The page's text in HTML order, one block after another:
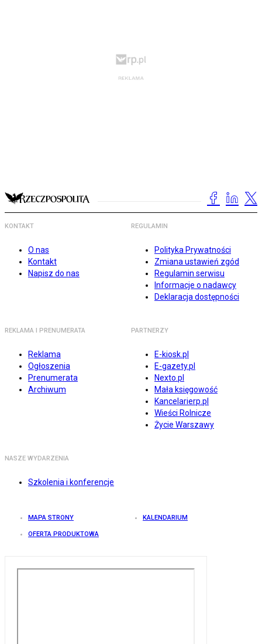
KONTAKT
O nas
Kontakt
Napisz do nas
REGULAMIN
Polityka Prywatności
Zmiana ustawień zgód
Regulamin serwisu
Informacje o nadawcy
Deklaracja dostępności
REKLAMA I PRENUMERATA
Reklama
Ogłoszenia
Prenumerata
Archiwum
PARTNERZY
E-kiosk.pl
E-gazety.pl
Nexto.pl
Mała księgowość
Kancelarierp.pl
Wieści Rolnicze
Życie Warszawy
NASZE WYDARZENIA
Szkolenia i konferencje
MAPA STRONY KALENDARIUM
OFERTA PRODUKTOWA